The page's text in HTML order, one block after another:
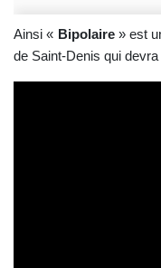
Ainsi « Bipolaire » est
de Saint-Denis qui